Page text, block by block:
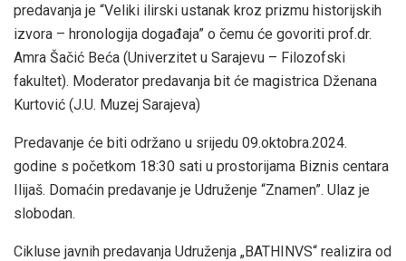
predavanja je “Veliki ilirski ustanak kroz prizmu historijskih
izvora – hronologija događaja” o čemu će govoriti prof.dr.
Amra Šačić Beća (Univerzitet u Sarajevu – Filozofski
fakultet). Moderator predavanja bit će magistrica Dženana
Kurtović (J.U. Muzej Sarajeva)
Predavanje će biti održano u srijedu 09.oktobra.2024.
godine s početkom 18:30 sati u prostorijama Biznis centara
Ilijaš. Domaćin predavanje je Udruženje “Znamen”. Ulaz je
slobodan.
Cikluse javnih predavanja Udruženja „BATHINVS“ realizira od